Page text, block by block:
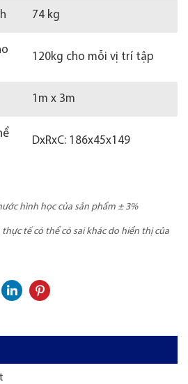
74 kg
120kg cho mỗi vị trí tập
1m x 3m
DxRxC: 186x45x149
hình học của sản phẩm ± 3%
thực tế có thể có sai khác do hiển thị của